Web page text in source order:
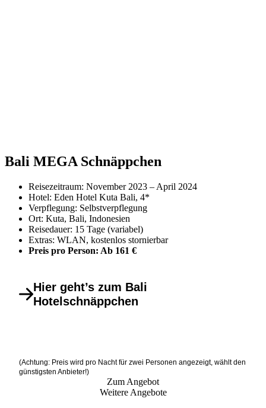
Bali MEGA Schnäppchen
Reisezeitraum: November 2023 – April 2024
Hotel: Eden Hotel Kuta Bali, 4*
Verpflegung: Selbstverpflegung
Ort: Kuta, Bali, Indonesien
Reisedauer: 15 Tage (variabel)
Extras: WLAN, kostenlos stornierbar
Preis pro Person: Ab 161 €
Hier geht’s zum Bali
Hotelschnäppchen
(Achtung: Preis wird pro Nacht für zwei Personen angezeigt, wählt den
günstigsten Anbieter!)
Zum Angebot
Weitere Angebote